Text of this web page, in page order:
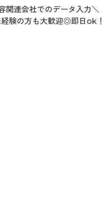
関連会社でのデータ入力＼
験の方も大歓迎◎即日ok！